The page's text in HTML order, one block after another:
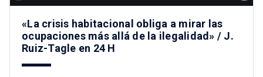
«La crisis habitacional obliga a mirar las
ocupaciones más allá de la ilegalidad» / J.
Ruiz-Tagle en 24 H